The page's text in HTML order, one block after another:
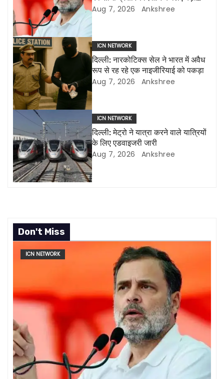
v
i
g
a
t
i
o
n
एलईडी स्क्रीन लगाई जाएंगी
Aug 7, 2026 Ankshree
ICN NETWORK
दिल्ली: नारकोटिक्स सेल ने भारत में अवैध
रूप से रह रहे एक नाइजीरियाई को पकड़ा
Aug 7, 2026 Ankshree
ICN NETWORK
दिल्ली: मेट्रो ने यात्रा करने वाले यात्रियों
के लिए एडवाइजरी जारी
Aug 7, 2026 Ankshree
Don't Miss
ICN NETWORK